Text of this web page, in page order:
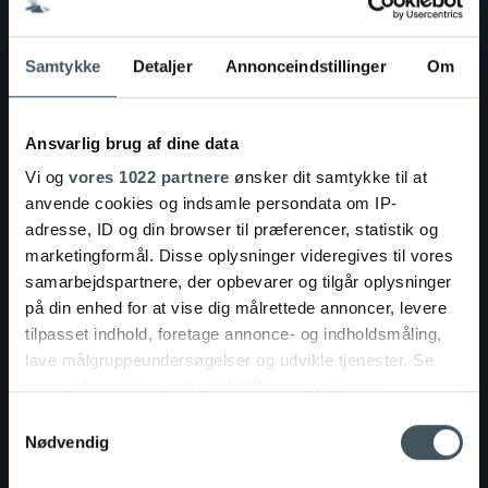
Samtykke Detaljer Annonceindstillinger Om
Ansvarlig brug af dine data
Vi og vores 1022 partnere ønsker dit samtykke til at
anvende cookies og indsamle persondata om IP-
adresse, ID og din browser til præferencer, statistik og
marketingformål. Disse oplysninger videregives til vores
samarbejdspartnere, der opbevarer og tilgår oplysninger
på din enhed for at vise dig målrettede annoncer, levere
tilpasset indhold, foretage annonce- og indholdsmåling,
lave målgruppeundersøgelser og udvikle tjenester. Se
tilbage eller ændre indstillinger fra vores
"Cookiedeklaration", eller ved at trykke på "Privacy
Nødvendig
Alternative overnatningsmuligheder